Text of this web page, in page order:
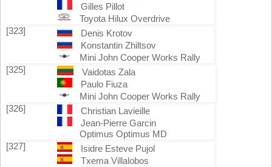
Gilles Pillot
Toyota Hilux Overdrive
[323]
Denis Krotov
Konstantin Zhiltsov
Mini John Cooper Works Rally
[325]
Vaidotas Zala
Paulo Fiuza
Mini John Cooper Works Rally
[326]
Christian Lavieille
Jean-Pierre Garcin
Optimus Optimus MD
[327]
Isidre Esteve Pujol
Txema Villalobos